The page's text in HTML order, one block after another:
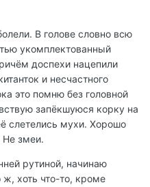
В голове словно всю
укомплектованный
доспехи нацепили
и несчастного
это помню без головной
запёкшуюся корку на
слетелись мухи. Хорошо
Не змеи.
рутиной, начинаю
хоть что-то, кроме